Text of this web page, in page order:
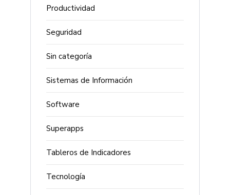
Productividad
Seguridad
Sin categoría
Sistemas de Información
Software
Superapps
Tableros de Indicadores
Tecnología